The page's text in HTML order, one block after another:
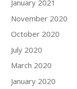
January 2021
November 2020
October 2020
July 2020
March 2020
January 2020